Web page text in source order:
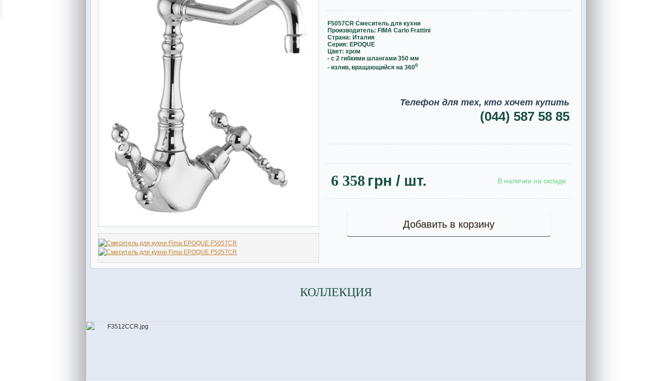
F5057CR Смеситель для кухни
Производитель: FIMA Carlo Frattini
Страна: Италия
Серия: EPOQUE
Цвет: хром
- с 2 гибкими шлангами 350 мм
- излив, вращающийся на 3600
Телефон для тех, кто хочет купить
(044) 587 58 85
6 358 грн / шт. В наличии на складе
Добавить в корзину
КОЛЛЕКЦИЯ